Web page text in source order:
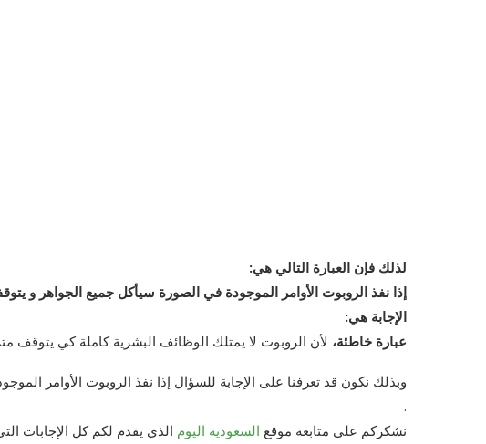
لذلك فإن العبارة التالي هي:
إذا نفذ الروبوت الأوامر الموجودة في الصورة سيأكل جميع الجواهر و
الإجابة هي:
عبارة خاطئة، لأن الروبوت لا يمتلك الوظائف البشرية كاملة كي يتوقف
وبذلك نكون قد تعرفنا على الإجابة للسؤال إذا نفذ الروبوت الأوامر
.
نشكركم على متابعة موقع السعودية اليوم الذي يقدم لكم كل الإجابات